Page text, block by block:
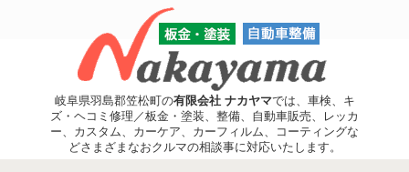
岐阜県羽島郡笠松町の有限会社 ナカヤマでは、車検、キ
ズ・ヘコミ修理／板金・塗装、整備、自動車販売、レッカ
ー、カスタム、カーケア、カーフィルム、コーティングな
どさまざまなおクルマの相談事に対応いたします。